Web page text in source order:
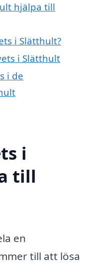
hjälpa till
i Slätthult?
i Slätthult
i de
i
till
en
till att lösa